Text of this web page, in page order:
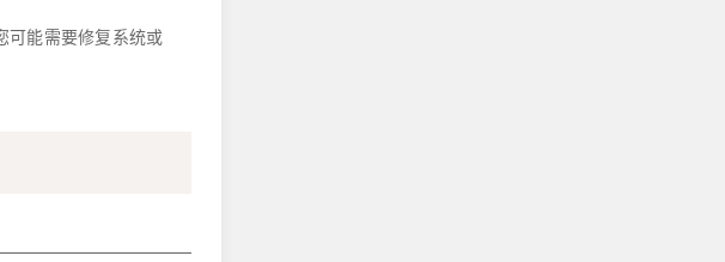
可能需要修复系统或